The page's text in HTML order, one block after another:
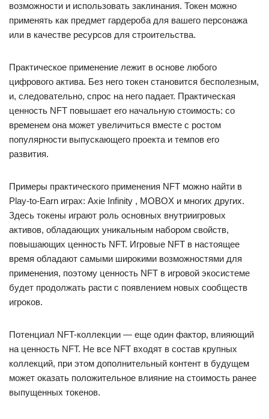
возможности и использовать заклинания. Токен можно
применять как предмет гардероба для вашего персонажа
или в качестве ресурсов для строительства.
Практическое применение лежит в основе любого
цифрового актива. Без него токен становится бесполезным,
и, следовательно, спрос на него падает. Практическая
ценность NFT повышает его начальную стоимость: со
временем она может увеличиться вместе с ростом
популярности выпускающего проекта и темпов его
развития.
Примеры практического применения NFT можно найти в
Play-to-Earn играх: Axie Infinity , MOBOX и многих других.
Здесь токены играют роль основных внутриигровых
активов, обладающих уникальным набором свойств,
повышающих ценность NFT. Игровые NFT в настоящее
время обладают самыми широкими возможностями для
применения, поэтому ценность NFT в игровой экосистеме
будет продолжать расти с появлением новых сообществ
игроков.
Потенциал NFT-коллекции — еще один фактор, влияющий
на ценность NFT. Не все NFT входят в состав крупных
коллекций, при этом дополнительный контент в будущем
может оказать положительное влияние на стоимость ранее
выпущенных токенов.